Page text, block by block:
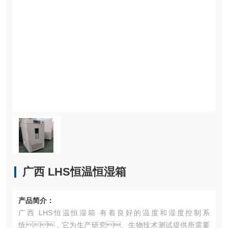
广西 LHS恒温恒湿箱
产品简介：
广西 LHS恒温恒湿箱 有着良好的温度和湿度控制系
统，它为生产研究、生物技术测试提供所需要